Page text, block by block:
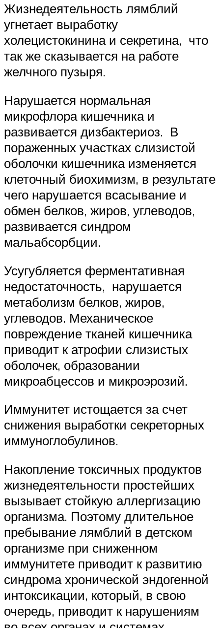
Жизнедеятельность лямблий
угнетает выработку
холецистокинина и секретина, что
так же сказывается на работе
желчного пузыря.
Нарушается нормальная
микрофлора кишечника и
развивается дизбактериоз. В
пораженных участках слизистой
оболочки кишечника изменяется
клеточный биохимизм, в результате
чего нарушается всасывание и
обмен белков, жиров, углеводов,
развивается синдром
мальабсорбции.
Усугубляется ферментативная
недостаточность, нарушается
метаболизм белков, жиров,
углеводов. Механическое
повреждение тканей кишечника
приводит к атрофии слизистых
оболочек, образовании
микроабцессов и микроэрозий.
Иммунитет истощается за счет
снижения выработки секреторных
иммуноглобулинов.
Накопление токсичных продуктов
жизнедеятельности простейших
вызывает стойкую аллергизацию
организма. Поэтому длительное
пребывание лямблий в детском
организме при сниженном
иммунитете приводит к развитию
синдрома хронической эндогенной
интоксикации, который, в свою
очередь, приводит к нарушениям